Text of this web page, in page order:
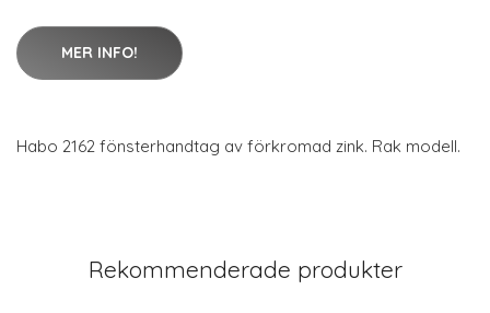
MER INFO!
Habo 2162 fönsterhandtag av förkromad zink. Rak modell.
Rekommenderade produkter